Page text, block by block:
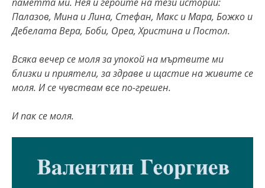
Палазов, Мина и Лина, Стефан, Макс и Мара, Божко и
Дебелата Вера, Боби, Ореа, Христина и Постол.
Всяка вечер се моля за упокой на мъртвите ми
близки и приятели, за здраве и щастие на живите се
моля. И се чувствам все по-грешен.
И пак се моля.